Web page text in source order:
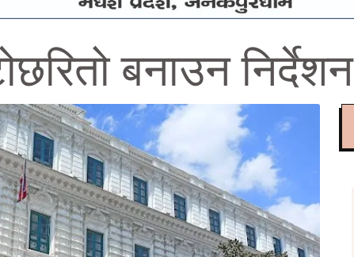
बनाउन निर्देशन